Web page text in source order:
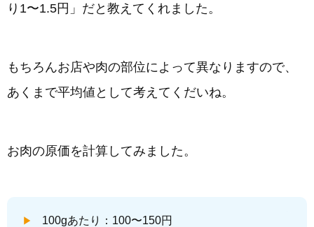
り1〜1.5円」だと教えてくれました。
もちろんお店や肉の部位によって異なりますので、
あくまで平均値として考えてくだいね。
お肉の原価を計算してみました。
100gあたり：100〜150円